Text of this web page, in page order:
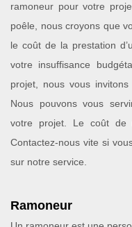
ramoneur pour votre
poêle, nous croyons que
le coût de la prestation
votre insuffisance
projet, nous vous
Nous pouvons vous
votre projet. Le coût de
Contactez-nous vite si
sur notre service.
Ramoneur